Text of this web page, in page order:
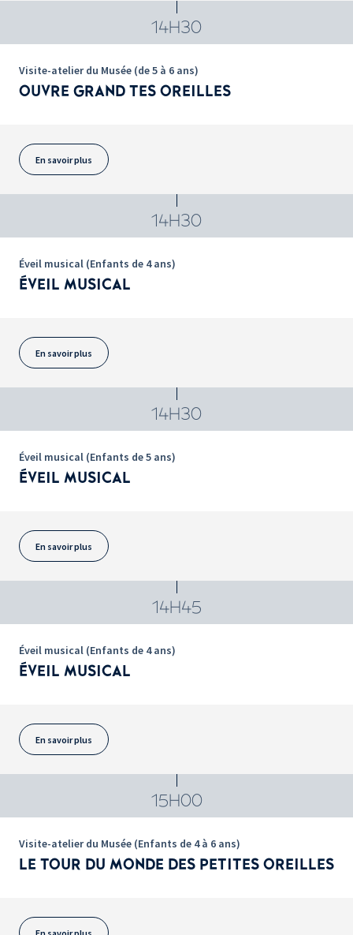
14H30
Visite-atelier du Musée (de 5 à 6 ans)
OUVRE GRAND TES OREILLES
En savoir plus
14H30
Éveil musical (Enfants de 4 ans)
ÉVEIL MUSICAL
En savoir plus
14H30
Éveil musical (Enfants de 5 ans)
ÉVEIL MUSICAL
En savoir plus
14H45
Éveil musical (Enfants de 4 ans)
ÉVEIL MUSICAL
En savoir plus
15H00
Visite-atelier du Musée (Enfants de 4 à 6 ans)
LE TOUR DU MONDE DES PETITES OREILLES